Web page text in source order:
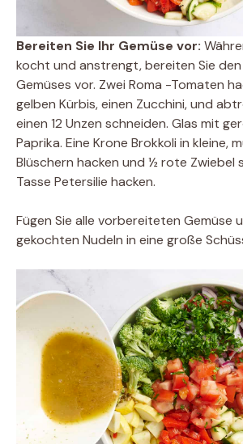
Bereiten Sie Ihr Gemüse vor:
kocht und anstrengt, bereiten Sie
Gemüses vor. Zwei Roma -Tomaten
gelben Kürbis, einen Zucchini, und
einen 12 Unzen schneiden. Glas mit
Paprika. Eine Krone Brokkoli in kleine,
Blüschern hacken und ½ rote Zwiebel
Tasse Petersilie hacken.
Fügen Sie alle vorbereiteten Gemüse
gekochten Nudeln in eine große